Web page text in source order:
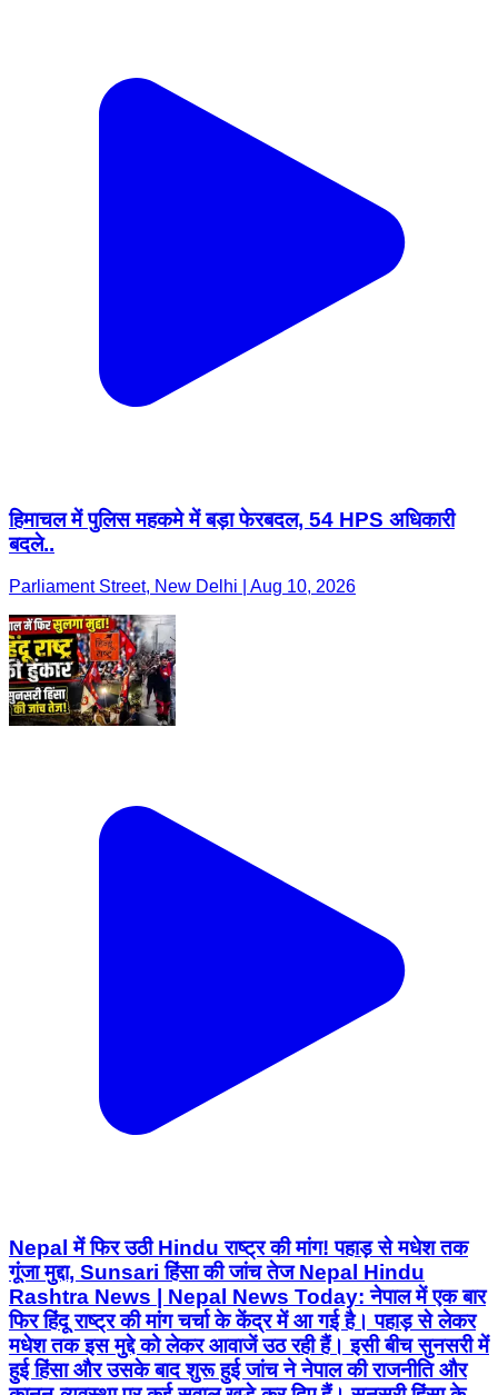
हिमाचल में पुलिस महकमे में बड़ा फेरबदल, 54 HPS अधिकारी
बदले..
Parliament Street, New Delhi | Aug 10, 2026
Nepal में फिर उठी Hindu राष्ट्र की मांग! पहाड़ से मधेश तक
गूंजा मुद्दा, Sunsari हिंसा की जांच तेज Nepal Hindu
Rashtra News | Nepal News Today: नेपाल में एक बार
फिर हिंदू राष्ट्र की मांग चर्चा के केंद्र में आ गई है। पहाड़ से लेकर
मधेश तक इस मुद्दे को लेकर आवाजें उठ रही हैं। इसी बीच सुनसरी में
हुई हिंसा और उसके बाद शुरू हुई जांच ने नेपाल की राजनीति और